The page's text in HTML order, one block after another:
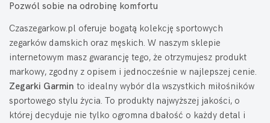
Pozwól sobie na odrobinę komfortu
Czaszegarkow.pl oferuje bogatą kolekcję sportowych
zegarków damskich oraz męskich. W naszym sklepie
internetowym masz gwarancję tego, że otrzymujesz produkt
markowy, zgodny z opisem i jednocześnie w najlepszej cenie.
Zegarki Garmin to idealny wybór dla wszystkich miłośników
sportowego stylu życia. To produkty najwyższej jakości, o
której decyduje nie tylko ogromna dbałość o każdy detal i